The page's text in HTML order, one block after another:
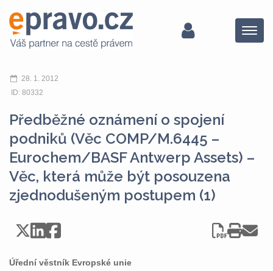
Menu
28. 1. 2012
ID: 80332
Předběžné oznámení o spojení
podniků (Věc COMP/M.6445 –
Eurochem/BASF Antwerp Assets) –
Věc, která může být posouzena
zjednodušeným postupem (1)
Úřední věstník Evropské unie